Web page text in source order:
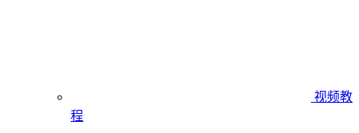
视频教
程